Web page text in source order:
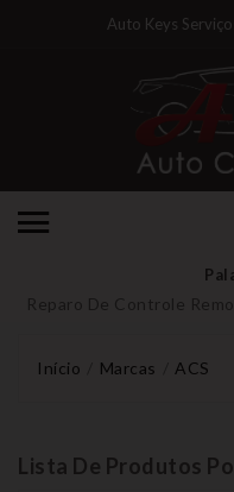
Auto Keys
Reparo De Controle
Início Marcas ACS
Lista De Produtos